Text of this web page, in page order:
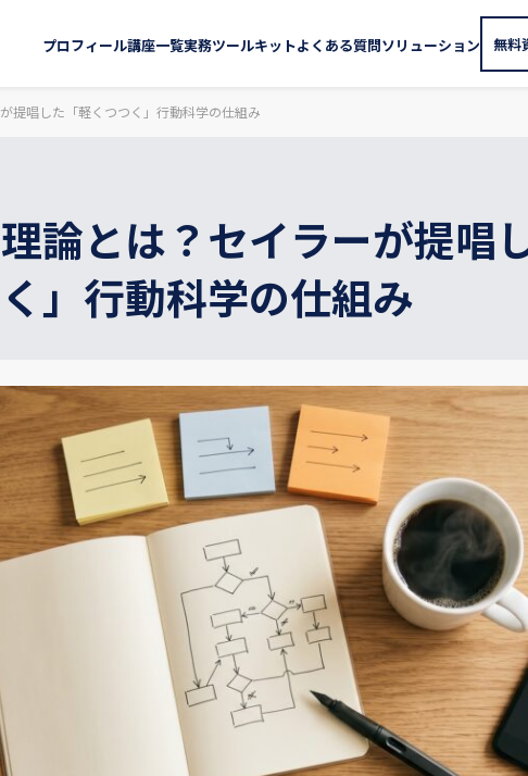
プロフィール講座一覧実務ツールキットよくある質問ソリューション 無料
提唱した「軽くつつく」行動科学の仕組み
論とは？セイラーが提唱
」行動科学の仕組み